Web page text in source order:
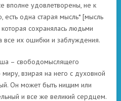
вполне удовлетворены, не к
есть одна старая мысль* [мысль
сохранялась людьми
все их ошибки и заблуждения.
– свободомыслящего
взирая на него с духовной
Он может быть нищим или
и все же великий сердцем.